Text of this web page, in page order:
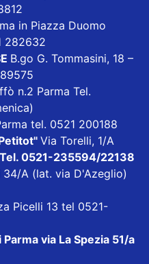
in Piazza Duomo
282632
B.go G. Tommasini, 18 –
n.2 Parma Tel.
tel. 0521 200188
Via Torelli, 1/A
Tel. 0521-235594/22138
34/A (lat. via D'Azeglio)
Picelli 13 tel 0521-
Parma via La Spezia 51/a